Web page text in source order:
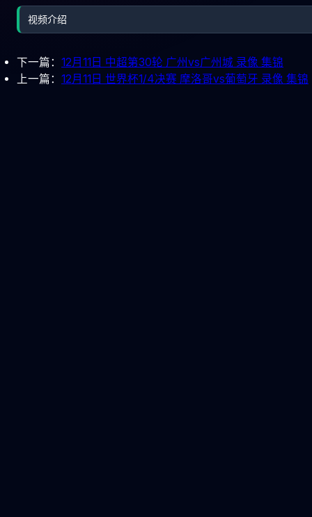
视频介绍
下一篇： 12月11日 中超第30轮 广州vs广州城 录像 集锦
上一篇： 12月11日 世界杯1/4决赛 摩洛哥vs葡萄牙 录像 集锦